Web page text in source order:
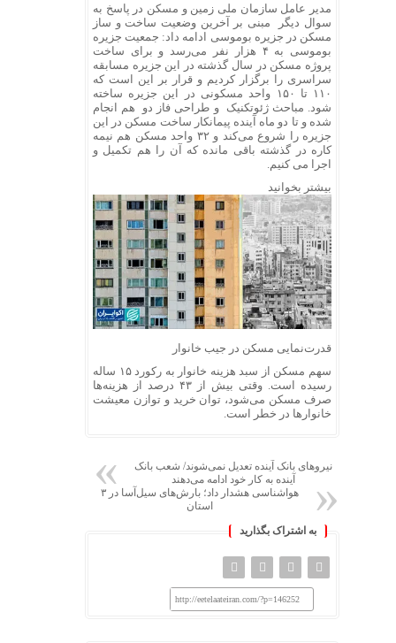
مدیر عامل سازمان ملی زمین و مسکن در پاسخ به
سوال دیگر مبنی بر آخرین وضعیت ساخت و ساز
مسکن در جزیره بوموسی ادامه داد: جمعیت جزیره
بوموسی به ۴ هزار نفر می‌رسد و برای ساخت
پروژه مسکن در سال گذشته در این جزیره مسابقه
سراسری را برگزار کردیم و قرار بر این است که
١١٠ تا ١۵٠ واحد مسکونی در این جزیره ساخته
شود. مباحث ژئوتکنیک و طراحی فاز دو هم انجام
شده و تا دو ماه آینده پیمانکار ساخت مسکن در این
جزیره را شروع می‌کند و ٣٢ واحد مسکن هم نیمه
کاره در گذشته باقی مانده که آن را هم تکمیل و
اجرا می کنیم.
بیشتر بخوانید
قدرت‌نمایی مسکن در جیب خانوار
سهم مسکن از سبد هزینه خانوار به رکورد ۱۵ ساله
رسیده است. وقتی بیش از ۴۳ درصد از هزینه‌ها
صرف مسکن می‌شود، توان خرید و توازن معیشت
خانوارها در خطر است.
نیروهای بانک آینده تعدیل نمی‌شوند/ شعب بانک
آینده به کار خود ادامه می‌دهند
هواشناسی هشدار داد؛ بارش‌های سیل‌آسا در ۳
استان
به اشتراک بگذارید
http://eetelaateiran.com/?p=146252